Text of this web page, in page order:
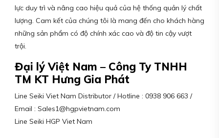
lực duy trì và nâng cao hiệu quả của hệ thống quản lý chất
lượng. Cam kết của chúng tôi là mang đến cho khách hàng
những sản phẩm có độ chính xác cao và độ tin cậy vượt
trội.
Đại lý Việt Nam – Công Ty TNHH
TM KT Hưng Gia Phát
Line Seiki Viet Nam Distributor / Hotline : 0938 906 663 /
Email : Sales1@hgpvietnam.com
Line Seiki HGP Viet Nam